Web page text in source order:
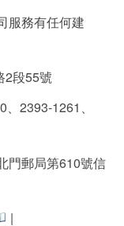
服務有任何建
2段55號
2393-1261、
門郵局第610號信
|